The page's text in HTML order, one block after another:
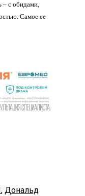
– с обидами,
Самое ее
, Дональд